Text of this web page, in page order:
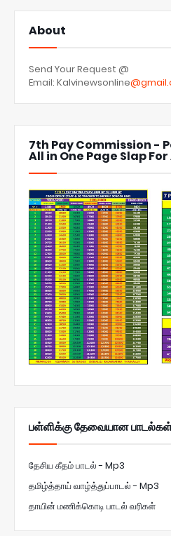
About
Send Your Request @
Email: Kalvinewsonline
7th Pay Commission -
All in One Page Slap
பள்ளிக்கு தேவையான
தேசிய கீதம் பாடல் - Mp3
தமிழ்த்தாய் வாழ்த்துப்பாடல் - Mp3
தாயின் மணிக்கொடி பாடல் வரிகள்